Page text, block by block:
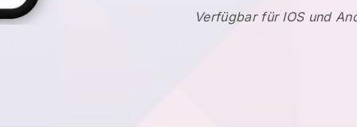
Verfügbar für IOS und